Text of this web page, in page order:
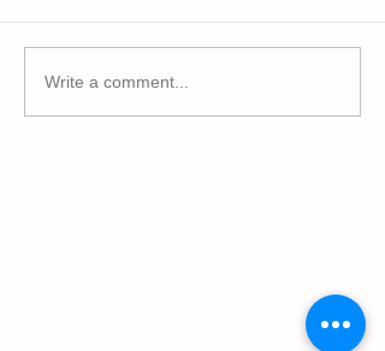
Write a comment...